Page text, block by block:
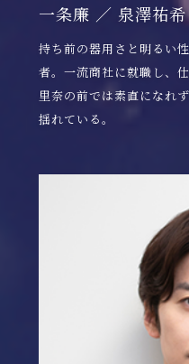
一条廉 ／ 泉澤祐希
持ち前の器用さと明るい
者。一流商社に就職し、
里奈の前では素直になれ
揺れている。